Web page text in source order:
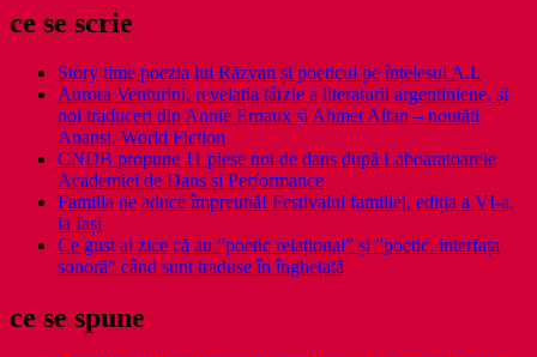
ce se scrie
Story time poezia lui Răzvan și poeticul pe înțelesul A.I.
Aurora Venturini, revelația târzie a literaturii argentiniene, și
noi traduceri din Annie Ernaux și Ahmet Altan – noutăți
Anansi. World Fiction
CNDB propune 11 piese noi de dans după Laboaratoarele
Academiei de Dans și Performance
Familia ne aduce împreună! Festivalul familiei, ediția a VI-a,
la Iași
Ce gust ai zice că au ”poetic relațional” și ”poetic. interfața
sonoră” când sunt traduse în înghețată
ce se spune